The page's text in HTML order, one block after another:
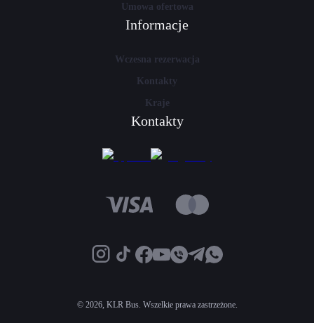
Umowa ofertowa
Informacje
Wczesna rezerwacja
Kontakty
Kraje
Kontakty
© 2026, KLR Bus. Wszelkie prawa zastrzeżone.